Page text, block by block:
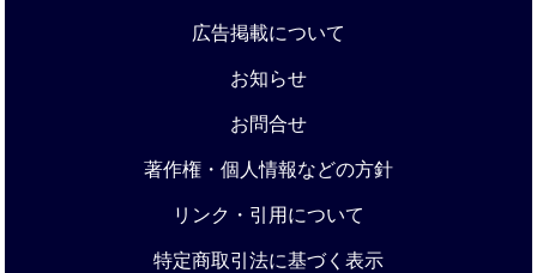
広告掲載について
お知らせ
お問合せ
著作権・個人情報などの方針
リンク・引用について
特定商取引法に基づく表示